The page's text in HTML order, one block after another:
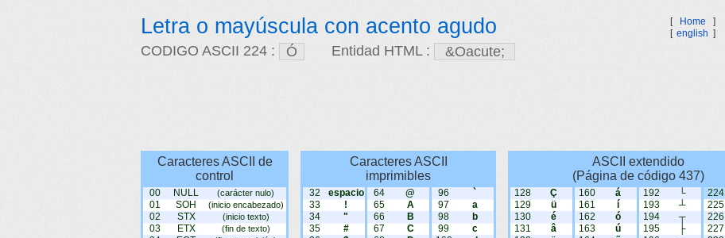
Letra o mayúscula con acento agudo
CODIGO ASCII 224 : Entidad HTML :
[ Home
]
[ english ]
Caracteres ASCII de
control
00 NULL (carácter nulo)
01 SOH (inicio encabezado)
02 STX (inicio texto)
03 ETX (fin de texto)
Caracteres ASCII
imprimibles
32
espacio
33
!
34
"
35
#
64
@
65
A
66
B
67
C
96
`
97
a
98
b
99
c
ASCII extendido
(Página de código 437)
128
Ç
129
ü
130
é
131
â
160
á
161
í
162
ó
163
ú
192
└
193
┴
194
┬
195
├
224
225
226
227